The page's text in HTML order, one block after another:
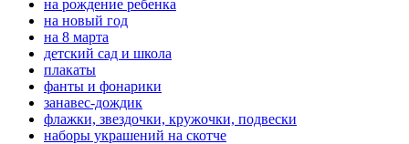
на рождение ребенка
на новый год
на 8 марта
детский сад и школа
плакаты
фанты и фонарики
занавес-дождик
флажки, звездочки, кружочки, подвески
наборы украшений на скотче